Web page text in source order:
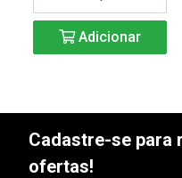
Adicionar
Cadastre-se para
ofertas!